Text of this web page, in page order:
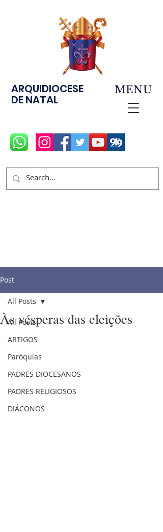
ARQUIDIOCESE
DE NATAL
MENU
Post
All Posts
ARTIGOS
Paróquias
PADRES DIOCESANOS
PADRES RELIGIOSOS
DIÁCONOS
All Posts
Às vésperas das eleições